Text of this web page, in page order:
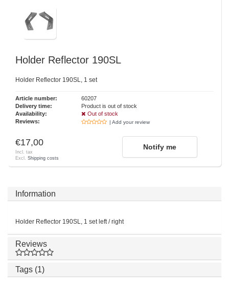
Holder Reflector 190SL
Holder Reflector 190SL, 1 set
Article number:
60207
Delivery time:
Product is out of stock
Availability:
Out of stock
Reviews:
| Add your review
€17,00
Incl. tax
Excl. Shipping costs
Notify me
Information
Holder Reflector 190SL, 1 set left / right
Reviews
Tags (1)